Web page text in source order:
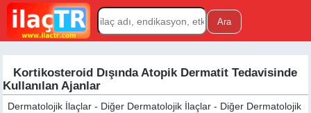
Kortikosteroid Dışında Atopik Dermatit Tedavisinde
Kullanılan Ajanlar
Dermatolojik İlaçlar - Diğer Dermatolojik İlaçlar - Diğer Dermatolojik